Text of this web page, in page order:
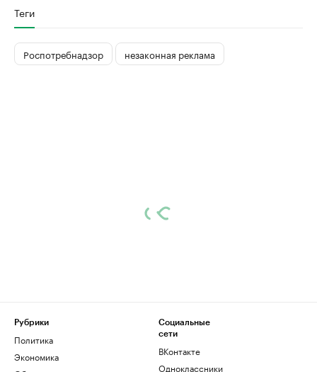
Теги
Роспотребнадзор незаконная реклама
Рубрики
Политика
Экономика
Социальные
сети
ВКонтакте
Одноклассники